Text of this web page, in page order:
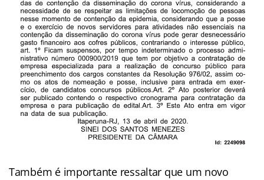
Também é importante ressaltar que um novo